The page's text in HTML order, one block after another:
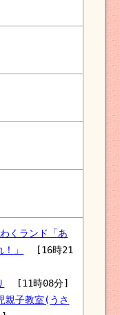
くランド「あ
」
[16時21
[11時08分]
親子教室(うさ